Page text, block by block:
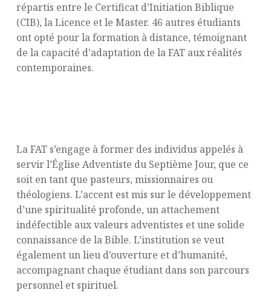
répartis entre le Certificat d’Initiation Biblique
(CIB), la Licence et le Master. 46 autres étudiants
ont opté pour la formation à distance, témoignant
de la capacité d’adaptation de la FAT aux réalités
contemporaines.
La FAT s’engage à former des individus appelés à
servir l’Église Adventiste du Septième Jour, que ce
soit en tant que pasteurs, missionnaires ou
théologiens. L’accent est mis sur le développement
d’une spiritualité profonde, un attachement
indéfectible aux valeurs adventistes et une solide
connaissance de la Bible. L’institution se veut
également un lieu d’ouverture et d’humanité,
accompagnant chaque étudiant dans son parcours
personnel et spirituel.